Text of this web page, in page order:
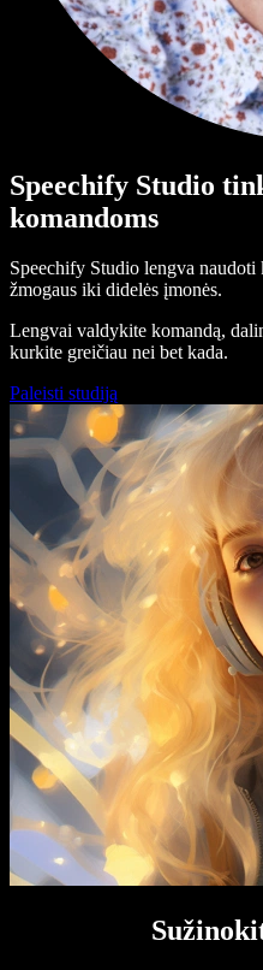
Speechify Studio
komandoms
Speechify Studio lengva
žmogaus iki didelės įmonės.
Lengvai valdykite komandą,
kurkite greičiau nei bet kada.
Paleisti studiją